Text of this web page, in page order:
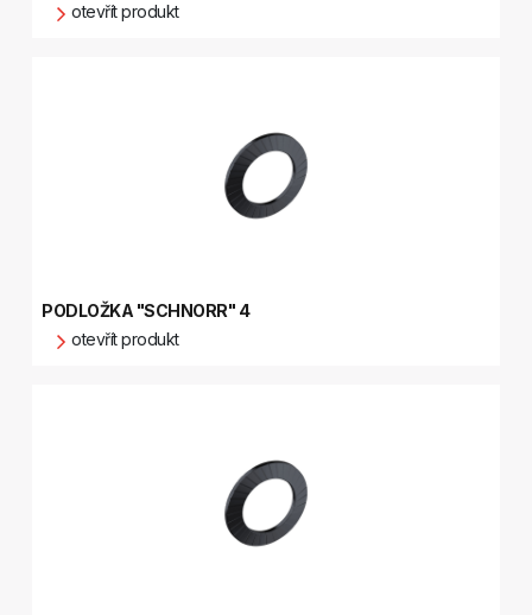
otevřít produkt
PODLOŽKA "SCHNORR" 4
otevřít produkt